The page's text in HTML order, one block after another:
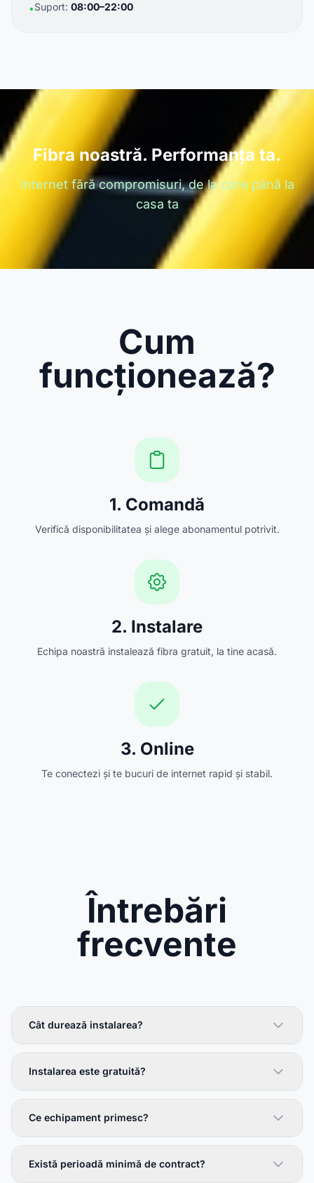
•Suport: 08:00–22:00
Fibra noastră. Performanța ta.
Internet fără compromisuri, de la core până la
casa ta
Cum
funcționează?
1. Comandă
Verifică disponibilitatea și alege abonamentul potrivit.
2. Instalare
Echipa noastră instalează fibra gratuit, la tine acasă.
3. Online
Te conectezi și te bucuri de internet rapid și stabil.
Întrebări
frecvente
Cât durează instalarea?
Instalarea este gratuită?
Ce echipament primesc?
Există perioadă minimă de contract?